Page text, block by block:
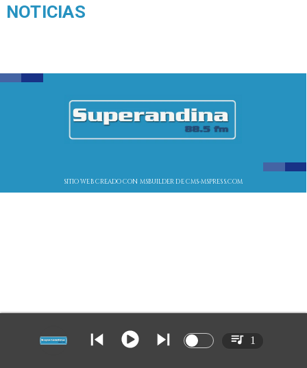
NOTICIAS
SITIO WEB CREADO CON MSBUILDER DE CMS-MSPRESS.COM
1